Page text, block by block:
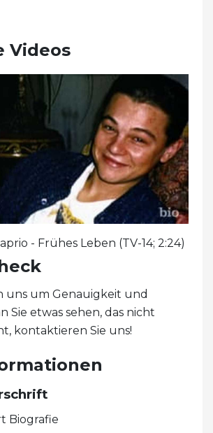
Videos
- Frühes Leben (TV-14; 2:24)
uns um Genauigkeit und
Sie etwas sehen, das nicht
kontaktieren Sie uns!
Biografie